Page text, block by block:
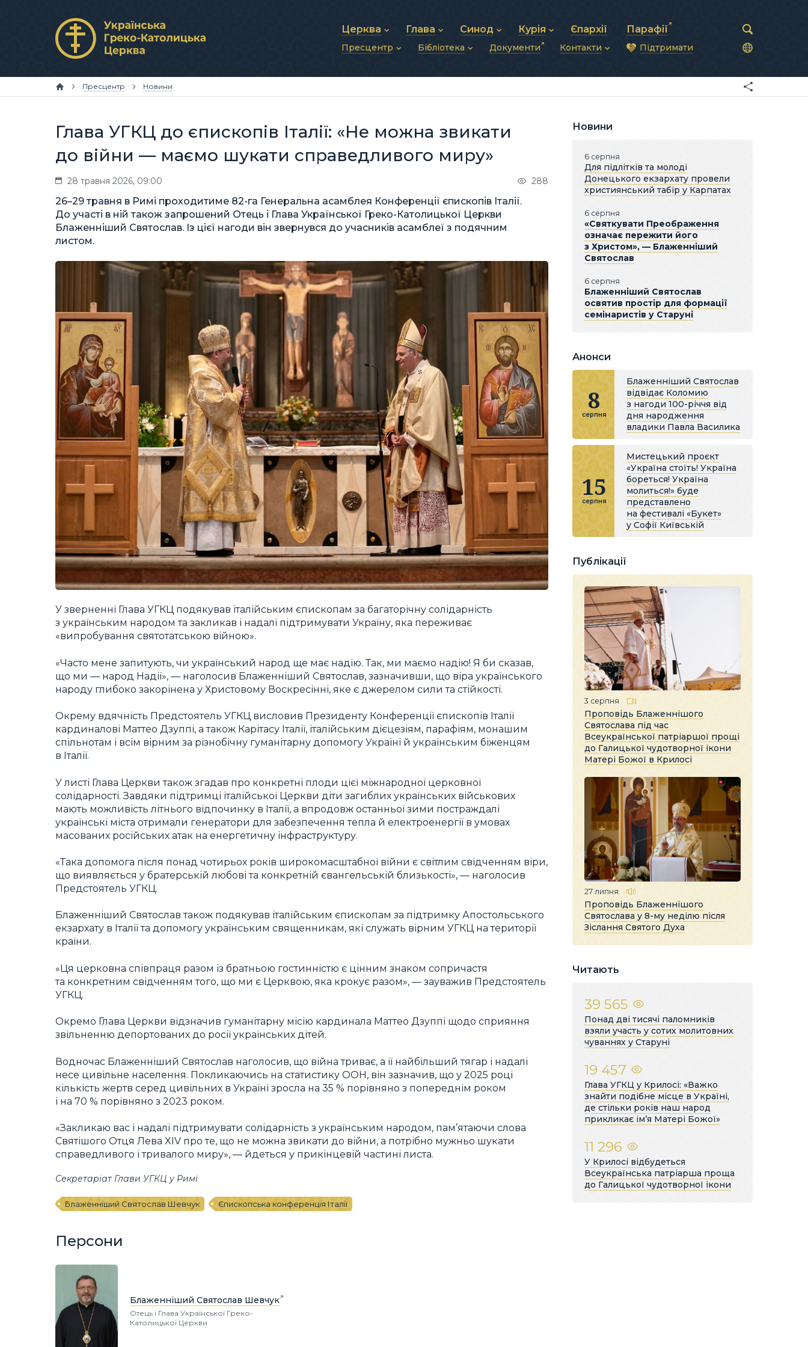
Церква
Про УГКЦ
Структура УГКЦ
Глава
Блаженніший Святослав
Фотографії
Синод
Синод Єпископів
Митрополичі Синоди
Курія
Душпастирська рада
Зв’язки та комунікації
Єпархії Парафії
Пресцентр
Публікації
Фото та відео
Бібліотека
Молитви
Документи Контакти
Синоди Єпископів
Патріарша курія
Підтримати
Пресцентр Новини
Глава УГКЦ до єпископів Італії: «Не можна звикати
до війни — маємо шукати справедливого миру»
28 травня 2026, 09:00 288
26–29 травня в Римі проходитиме 82-га Генеральна асамблея Конференції єпископів Італії.
До участі в ній також запрошений Отець і Глава Української Греко-Католицької Церкви
Блаженніший Святослав. Із цієї нагоди він звернувся до учасників асамблеї з подячним
листом.
У зверненні Глава УГКЦ подякував італійським єпископам за багаторічну солідарність
з українським народом та закликав і надалі підтримувати Україну, яка переживає
«випробування святотатською війною».
«Часто мене запитують, чи український народ ще має надію. Так, ми маємо надію! Я би сказав,
що ми — народ Надії», — наголосив Блаженніший Святослав, зазначивши, що віра українського
народу глибоко закорінена у Христовому Воскресінні, яке є джерелом сили та стійкості.
Окрему вдячність Предстоятель УГКЦ висловив Президенту Конференції єпископів Італії
кардиналові Маттео Дзуппі, а також Карітасу Італії, італійським дієцезіям, парафіям, монашим
спільнотам і всім вірним за різнобічну гуманітарну допомогу Україні й українським біженцям
в Італії.
У листі Глава Церкви також згадав про конкретні плоди цієї міжнародної церковної
солідарності. Завдяки підтримці італійської Церкви діти загиблих українських військових
мають можливість літнього відпочинку в Італії, а впродовж останньої зими постраждалі
українські міста отримали генератори для забезпечення тепла й електроенергії в умовах
масованих російських атак на енергетичну інфраструктуру.
«Така допомога після понад чотирьох років широкомасштабної війни є світлим свідченням віри,
що виявляється у братерській любові та конкретній євангельській близькості», — наголосив
Предстоятель УГКЦ.
Блаженніший Святослав також подякував італійським єпископам за підтримку Апостольського
екзархату в Італії та допомогу українським священникам, які служать вірним УГКЦ на території
країни.
«Ця церковна співпраця разом із братньою гостинністю є цінним знаком сопричастя
та конкретним свідченням того, що ми є Церквою, яка крокує разом», — зауважив Предстоятель
УГКЦ.
Окремо Глава Церкви відзначив гуманітарну місію кардинала Маттео Дзуппі щодо сприяння
звільненню депортованих до росії українських дітей.
Водночас Блаженніший Святослав наголосив, що війна триває, а її найбільший тягар і надалі
несе цивільне населення. Покликаючись на статистику ООН, він зазначив, що у 2025 році
кількість жертв серед цивільних в Україні зросла на 35 % порівняно з попереднім роком
і на 70 % порівняно з 2023 роком.
«Закликаю вас і надалі підтримувати солідарність з українським народом, пам’ятаючи слова
Святішого Отця Лева XIV про те, що не можна звикати до війни, а потрібно мужньо шукати
справедливого і тривалого миру», — йдеться у прикінцевій частині листа.
Секретаріат Глави УГКЦ у Римі
Блаженніший Святослав Шевчук Єпископська конференція Італії
Персони
Блаженніший Святослав Шевчук
Отець і Глава Української Греко-
Католицької Церкви
Новини
6 серпня
Для підлітків та молоді
Донецького екзархату провели
християнський табір у Карпатах
6 серпня
«Святкувати Преображення
означає пережити його
з Христом», — Блаженніший
Святослав
6 серпня
Блаженніший Святослав
освятив простір для формації
семінаристів у Старуні
Анонси
8
серпня
Блаженніший Святослав
відвідає Коломию
з нагоди 100-річчя від
дня народження
владики Павла Василика
15
серпня
Мистецький проєкт
«Україна стоїть! Україна
бореться! Україна
молиться!» буде
представлено
на фестивалі «Букет»
у Софії Київській
Публікації
3 серпня
Проповідь Блаженнішого
Святослава під час
Всеукраїнської патріаршої прощі
до Галицької чудотворної ікони
Матері Божої в Крилосі
27 липня
Проповідь Блаженнішого
Святослава у 8-му неділю після
Зіслання Святого Духа
Читають
39 565
Понад дві тисячі паломників
взяли участь у сотих молитовних
чуваннях у Старуні
19 457
Глава УГКЦ у Крилосі: «Важко
знайти подібне місце в Україні,
де стільки років наш народ
прикликає ім’я Матері Божої»
11 296
У Крилосі відбудеться
Всеукраїнська патріарша проща
до Галицької чудотворної ікони